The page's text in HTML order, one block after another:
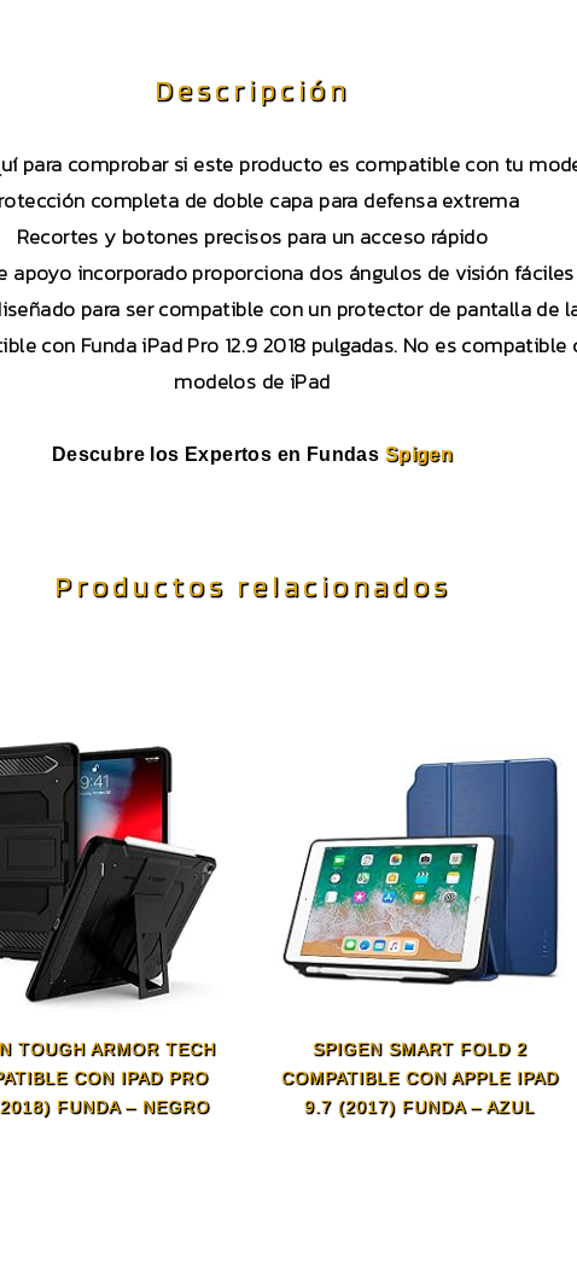
Descripción
para comprobar si este producto es compatible con tu
completa de doble capa para defensa extrema
Recortes y botones precisos para un acceso rápido
apoyo incorporado proporciona dos ángulos de visión fáciles
para ser compatible con un protector de pantalla de
con Funda iPad Pro 12.9 2018 pulgadas. No es
modelos de iPad
Descubre los Expertos en Fundas Spigen
Productos relacionados
TOUGH ARMOR TECH
CON IPAD PRO
FUNDA – NEGRO
SPIGEN SMART FOLD 2
COMPATIBLE CON APPLE IPAD
9.7 (2017) FUNDA – AZUL